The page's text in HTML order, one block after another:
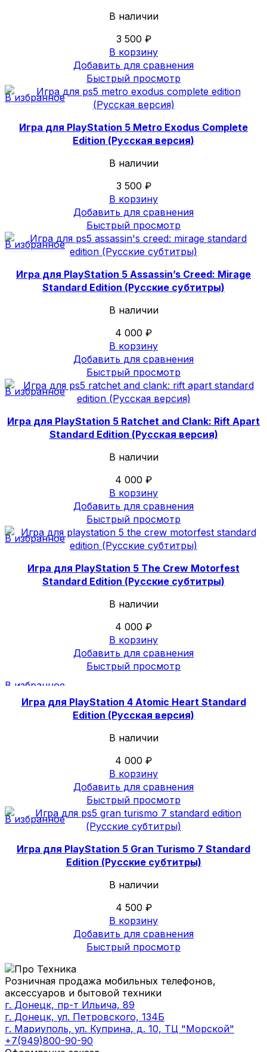
В наличии
3 500 ₽
В корзину
Добавить для сравнения
Быстрый просмотр
В избранное
Игра для PlayStation 5 Metro Exodus Complete
Edition (Русская версия)
В наличии
3 500 ₽
В корзину
Добавить для сравнения
Быстрый просмотр
В избранное
Игра для PlayStation 5 Assassin’s Creed: Mirage
Standard Edition (Русские субтитры)
В наличии
4 000 ₽
В корзину
Добавить для сравнения
Быстрый просмотр
В избранное
Игра для PlayStation 5 Ratchet and Clank: Rift Apart
Standard Edition (Русская версия)
В наличии
4 000 ₽
В корзину
Добавить для сравнения
Быстрый просмотр
В избранное
Игра для PlayStation 5 The Crew Motorfest
Standard Edition (Русские субтитры)
В наличии
4 000 ₽
В корзину
Добавить для сравнения
Быстрый просмотр
В избранное
Игра для PlayStation 4 Atomic Heart Standard
Edition (Русская версия)
В наличии
4 000 ₽
В корзину
Добавить для сравнения
Быстрый просмотр
В избранное
Игра для PlayStation 5 Gran Turismo 7 Standard
Edition (Русские субтитры)
В наличии
4 500 ₽
В корзину
Добавить для сравнения
Быстрый просмотр
Розничная продажа мобильных телефонов,
аксессуаров и бытовой техники
г. Донецк, пр-т Ильича, 89
г. Донецк, ул. Петровского, 134Б
г. Мариуполь, ул. Куприна, д. 10, ТЦ "Морской"
+7(949)800-90-90